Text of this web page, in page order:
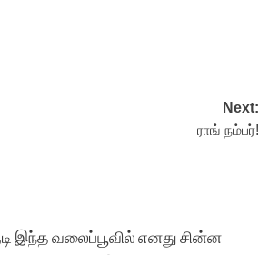
Next:
ராங் நம்பர்!
இந்த வலைப்பூவில் எனது சின்ன